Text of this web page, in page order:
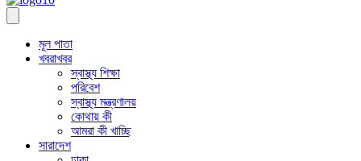
মূল পাতা
খবরাখবর
স্বাস্থ্য শিক্ষা
পরিবেশ
স্বাস্থ্য মন্ত্রণালয়
কোথায় কী
আমরা কী খাচ্ছি
সারাদেশ